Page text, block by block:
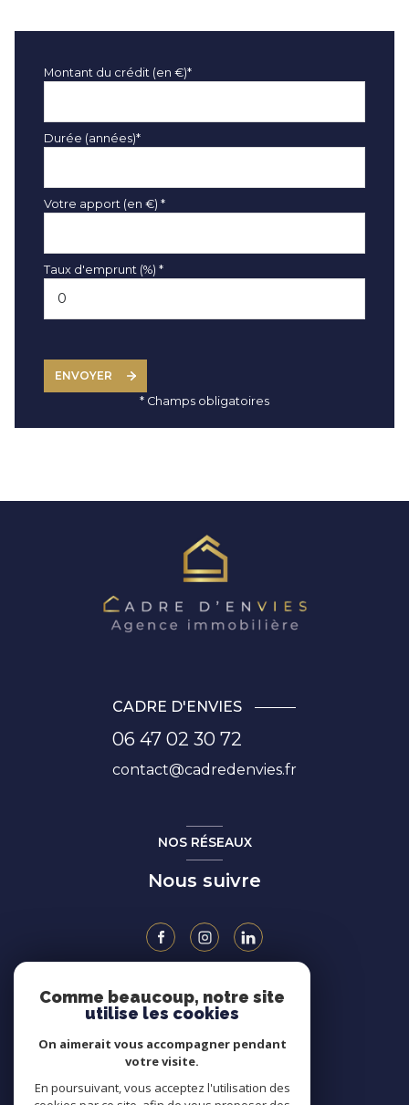
Montant du crédit (en €)*
Durée (années)*
Votre apport (en €) *
Taux d'emprunt (%) *
ENVOYER
* Champs obligatoires
CADRE D'ENVIES
06 47 02 30 72
contact@cadredenvies.fr
NOS RÉSEAUX
Nous suivre
ADHÉRENTS
Comme beaucoup, notre site
utilise les cookies
On aimerait vous accompagner pendant
votre visite.
En poursuivant, vous acceptez l'utilisation des